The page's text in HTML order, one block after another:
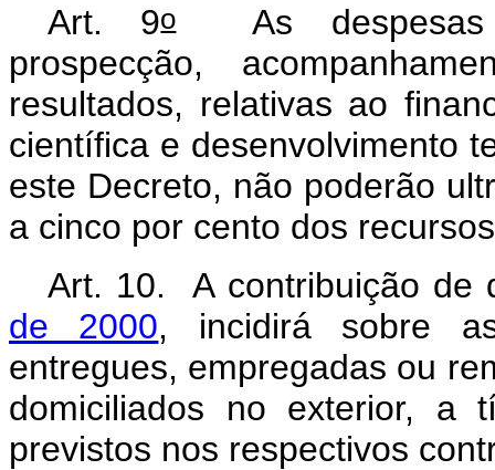
Art. 9oAs despesas
prospecção,
resultados, relativas ao
científica e desenvolvimento
este Decreto, não poderão
a cinco por cento dos
Art. 10. A contribuição de
de 2000, incidirá sobre
entregues, empregadas ou
domiciliados no exterior, a
previstos nos respectivos